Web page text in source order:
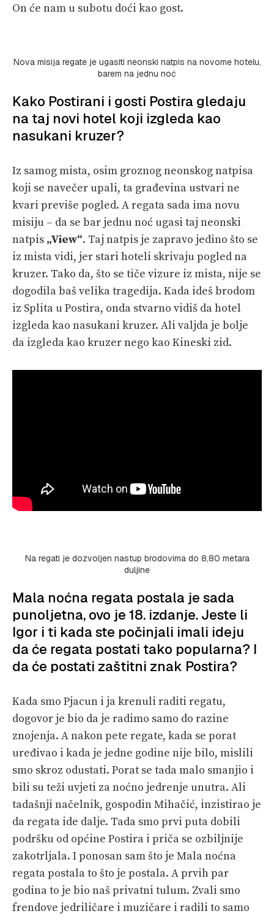
On će nam u subotu doći kao gost.
Nova misija regate je ugasiti neonski natpis na novome hotelu,
barem na jednu noć
Kako Postirani i gosti Postira gledaju
na taj novi hotel koji izgleda kao
nasukani kruzer?
Iz samog mista, osim groznog neonskog natpisa
koji se navečer upali, ta građevina ustvari ne
kvari previše pogled. A regata sada ima novu
misiju – da se bar jednu noć ugasi taj neonski
natpis „View“. Taj natpis je zapravo jedino što se
iz mista vidi, jer stari hoteli skrivaju pogled na
kruzer. Tako da, što se tiče vizure iz mista, nije se
dogodila baš velika tragedija. Kada ideš brodom
iz Splita u Postira, onda stvarno vidiš da hotel
izgleda kao nasukani kruzer. Ali valjda je bolje
da izgleda kao kruzer nego kao Kineski zid.
Na regati je dozvoljen nastup brodovima do 8,80 metara
duljine
Mala noćna regata postala je sada
punoljetna, ovo je 18. izdanje. Jeste li
Igor i ti kada ste počinjali imali ideju
da će regata postati tako popularna? I
da će postati zaštitni znak Postira?
Kada smo Pjacun i ja krenuli raditi regatu,
dogovor je bio da je radimo samo do razine
znojenja. A nakon pete regate, kada se porat
uređivao i kada je jedne godine nije bilo, mislili
smo skroz odustati. Porat se tada malo smanjio i
bili su teži uvjeti za noćno jedrenje unutra. Ali
tadašnji načelnik, gospodin Mihačić, inzistirao je
da regata ide dalje. Tada smo prvi puta dobili
podršku od općine Postira i priča se ozbiljnije
zakotrljala. I ponosan sam što je Mala noćna
regata postala to što je postala. A prvih par
godina to je bio naš privatni tulum. Zvali smo
frendove jedriličare i muzičare i radili to samo